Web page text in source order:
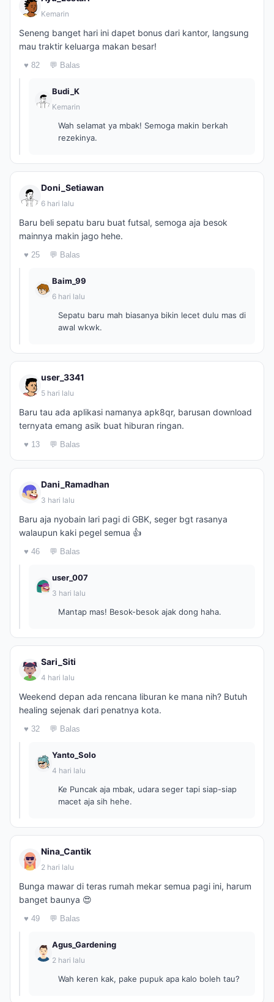
Kemarin
Seneng banget hari ini dapet bonus dari kantor, langsung
mau traktir keluarga makan besar!
♥ 82 💬 Balas
Budi_K
Kemarin
Wah selamat ya mbak! Semoga makin berkah
rezekinya.
Doni_Setiawan
6 hari lalu
Baru beli sepatu baru buat futsal, semoga aja besok
mainnya makin jago hehe.
♥ 25 💬 Balas
Baim_99
6 hari lalu
Sepatu baru mah biasanya bikin lecet dulu mas di
awal wkwk.
user_3341
5 hari lalu
Baru tau ada aplikasi namanya apk8qr, barusan download
ternyata emang asik buat hiburan ringan.
♥ 13 💬 Balas
Dani_Ramadhan
3 hari lalu
Baru aja nyobain lari pagi di GBK, seger bgt rasanya
walaupun kaki pegel semua 👍
♥ 46 💬 Balas
user_007
3 hari lalu
Mantap mas! Besok-besok ajak dong haha.
Sari_Siti
4 hari lalu
Weekend depan ada rencana liburan ke mana nih? Butuh
healing sejenak dari penatnya kota.
♥ 32 💬 Balas
Yanto_Solo
4 hari lalu
Ke Puncak aja mbak, udara seger tapi siap-siap
macet aja sih hehe.
Nina_Cantik
2 hari lalu
Bunga mawar di teras rumah mekar semua pagi ini, harum
banget baunya 😍
♥ 49 💬 Balas
Agus_Gardening
2 hari lalu
Wah keren kak, pake pupuk apa kalo boleh tau?